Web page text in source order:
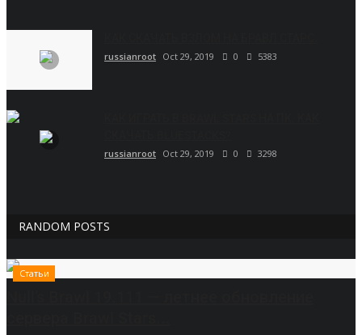
russianroot Oct 29, 2019 0 5383
russianroot Oct 29, 2019 0 3298
RANDOM POSTS
Статьи